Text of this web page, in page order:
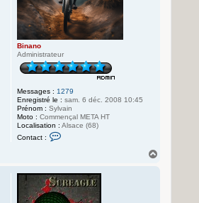
Binano
Administrateur
Messages : 1279
Enregistré le : sam. 6 déc. 2008 10:45
Prénom : Sylvain
Moto : Commençal META HT
Localisation : Alsace (68)
Contact :
c
t
e
r